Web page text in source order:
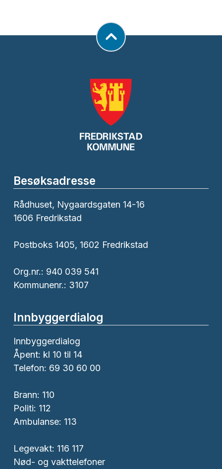
Besøksadresse
Rådhuset, Nygaardsgaten 14-16
1606 Fredrikstad
Postboks 1405, 1602 Fredrikstad
Org.nr.: 940 039 541
Kommunenr.: 3107
Innbyggerdialog
Innbyggerdialog
Åpent: kl 10 til 14
Telefon: 69 30 60 00
Brann: 110
Politi: 112
Ambulanse: 113
Legevakt: 116 117
Nød- og vakttelefoner